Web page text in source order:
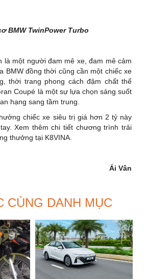
BMW TwinPower Turbo
là một người đam mê xe, đam mê cảm
BMW đồng thời cũng cần một chiếc xe
thời trang phong cách đậm chất thể
Coupé là một sự lựa chọn sáng suốt
hạng sang tầm trung.
chiếc xe siêu trị giá hơn 2 tỷ này
Xem thêm chi tiết chương trình trải
thưởng tại K8VINA.
Ái Vân
CÙNG DANH MỤC